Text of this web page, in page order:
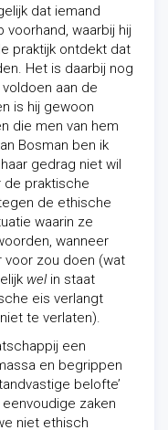
dat iemand
waarbij hij
praktijk ontdekt dat
Het is daarbij nog
aan de
is hij gewoon
die men van hem
Bosman ben ik
gedrag niet wil
de praktische
de ethische
waarin ze
wanneer
voor zou doen (wat
welin staat
eis verlangt
te verlaten).
een
en begrippen
belofte’
zaken
niet ethisch